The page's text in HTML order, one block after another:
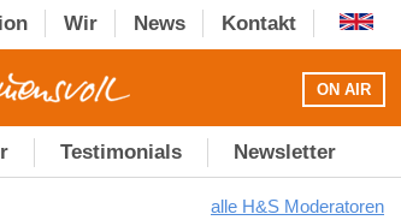
Wir News Kontakt
ON AIR
Testimonials Newsletter
alle H&S Moderatoren